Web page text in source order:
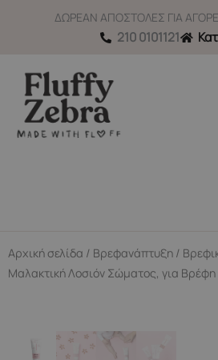
ΔΩΡΕΑΝ ΑΠΟΣΤΟΛΕΣ ΓΙΑ
210 0101121
Αρχική σελίδα / Βρεφανάπτυξη /
Μαλακτική Λοσιόν Σώματος, για Βρέφη